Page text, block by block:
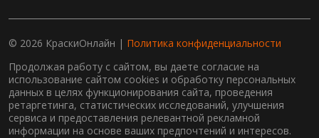
© 2026 КраскиОнлайн | Политика конфиденциальности
Продолжая работу с сайтом, вы даете согласие на
использование сайтом cookies и обработку персональных
данных в целях функционирования сайта, проведения
ретаргетинга, статистических исследований, улучшения
сервиса и предоставления релевантной рекламной
информации на основе ваших предпочтений и интересов.